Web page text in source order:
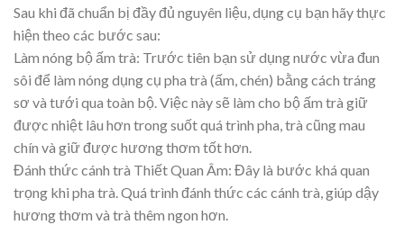
Sau khi đã chuẩn bị đầy đủ nguyên liệu, dụng cụ bạn hãy thực
hiện theo các bước sau:
Làm nóng bộ ấm trà: Trước tiên bạn sử dụng nước vừa đun
sôi để làm nóng dụng cụ pha trà (ấm, chén) bằng cách tráng
sơ và tưới qua toàn bộ. Việc này sẽ làm cho bộ ấm trà giữ
được nhiệt lâu hơn trong suốt quá trình pha, trà cũng mau
chín và giữ được hương thơm tốt hơn.
Đánh thức cánh trà Thiết Quan Âm: Đây là bước khá quan
trọng khi pha trà. Quá trình đánh thức các cánh trà, giúp dậy
hương thơm và trà thêm ngon hơn.